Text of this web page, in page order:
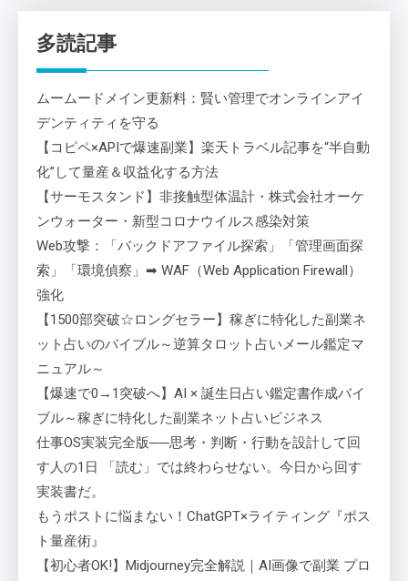
多読記事
ムームードメイン更新料：賢い管理でオンラインアイ
デンティティを守る
【コピペ×APIで爆速副業】楽天トラベル記事を“半自動
化”して量産＆収益化する方法
【サーモスタンド】非接触型体温計・株式会社オーケ
ンウォーター・新型コロナウイルス感染対策
Web攻撃：「バックドアファイル探索」「管理画面探
索」「環境偵察」➡ WAF（Web Application Firewall）
強化
【1500部突破☆ロングセラー】稼ぎに特化した副業ネ
ット占いのバイブル～逆算タロット占いメール鑑定マ
ニュアル～
【爆速で0→1突破へ】AI × 誕生日占い鑑定書作成バイ
ブル～稼ぎに特化した副業ネット占いビジネス
仕事OS実装完全版──思考・判断・行動を設計して回
す人の1日 「読む」では終わらせない。今日から回す
実装書だ。
もうポストに悩まない！ChatGPT×ライティング『ポス
ト量産術』
【初心者OK!】Midjourney完全解説｜AI画像で副業 プロ